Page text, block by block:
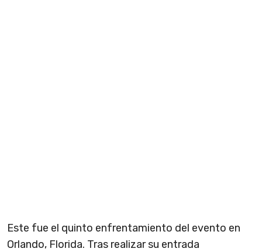
Este fue el quinto enfrentamiento del evento en
Orlando, Florida. Tras realizar su entrada